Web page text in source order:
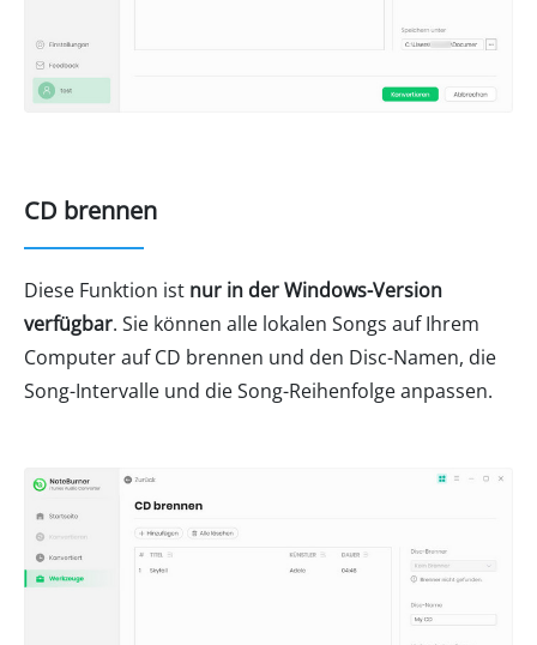
CD brennen
Diese Funktion ist nur in der Windows-Version
verfügbar. Sie können alle lokalen Songs auf Ihrem
Computer auf CD brennen und den Disc-Namen, die
Song-Intervalle und die Song-Reihenfolge anpassen.